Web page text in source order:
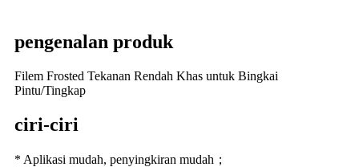
pengenalan produk
Filem Frosted Tekanan Rendah Khas untuk Bingkai
Pintu/Tingkap
ciri-ciri
* Aplikasi mudah, penyingkiran mudah；